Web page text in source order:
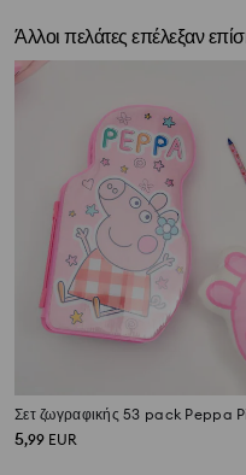
Άλλοι πελάτες επέλεξαν
Σετ ζωγραφικής 53 pack Peppa
5,99 EUR